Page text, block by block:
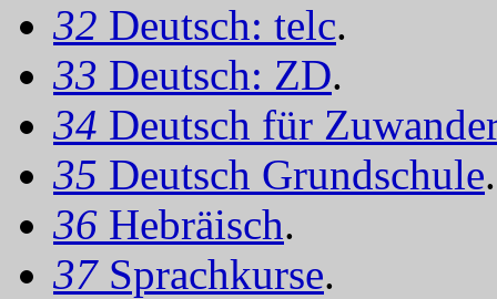
32 Deutsch: telc.
33 Deutsch: ZD.
34 Deutsch für
35 Deutsch Grundschule.
36 Hebräisch.
37 Sprachkurse.